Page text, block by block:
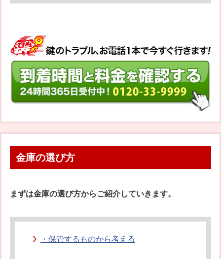
金庫の選び方
まずは金庫の選び方からご紹介していきます。
・保管するものから考える